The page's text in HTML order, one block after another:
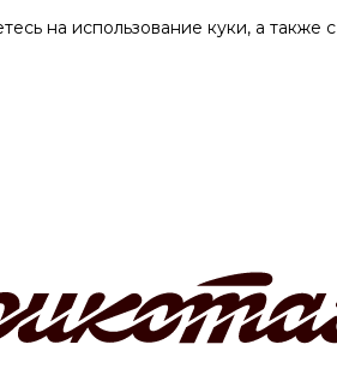
на использование куки, а также с